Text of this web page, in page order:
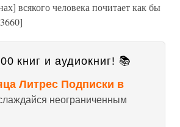
всякого человека почитает как бы
книг и аудиокниг! 📚
Литрес Подписки в
неограниченным